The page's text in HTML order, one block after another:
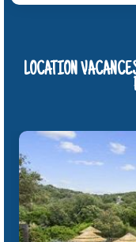
LOCATION